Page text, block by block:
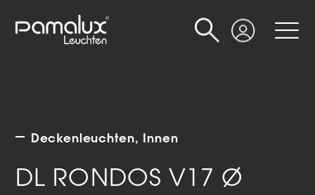
Login
Suche
Deckenleuchten Innen
DL RONDOS V17 Ø